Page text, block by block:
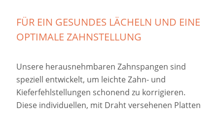
FÜR EIN GESUNDES LÄCHELN UND EINE
OPTIMALE ZAHNSTELLUNG
Unsere herausnehmbaren Zahnspangen sind
speziell entwickelt, um leichte Zahn- und
Kieferfehlstellungen schonend zu korrigieren.
Diese individuellen, mit Draht versehenen Platten